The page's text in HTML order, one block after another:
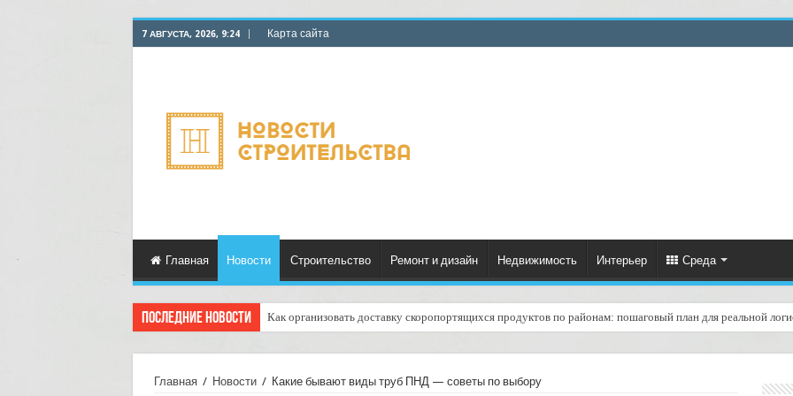
7 АВГУСТА, 2026, 9:24 Карта сайта
Главная Новости Строительство Ремонт и дизайн Недвижимость Интерьер Среда
Последние новости Как организовать доставку скоропортящихся продуктов по районам: пошаговый план для реальной
Доставка грузов с услугой «забрать и доставить» в одном заказе: удобство, риски и практические советы
Главная / Новости / Какие бывают виды труб ПНД — советы по выбору